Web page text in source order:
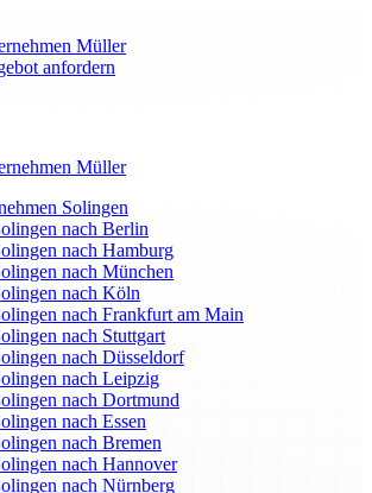
Müller
anfordern
Müller
Solingen
nach Berlin
nach Hamburg
nach München
nach Köln
nach Frankfurt am Main
nach Stuttgart
nach Düsseldorf
nach Leipzig
nach Dortmund
nach Essen
nach Bremen
nach Hannover
nach Nürnberg